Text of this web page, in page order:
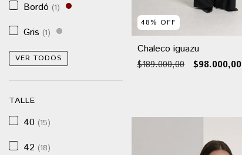
Bordó (1)
Gris (1)
VER TODOS
TALLE
40 (15)
42 (18)
48% OFF
Chaleco iguazu
$189.000,00 $98.000,00